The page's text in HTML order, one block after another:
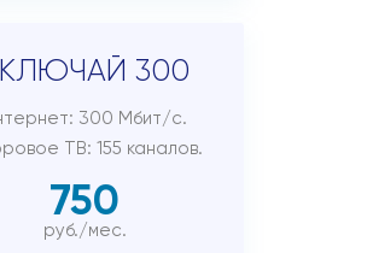
300
300 Мбит/с.
ТВ: 155 каналов.
750
руб./мес.